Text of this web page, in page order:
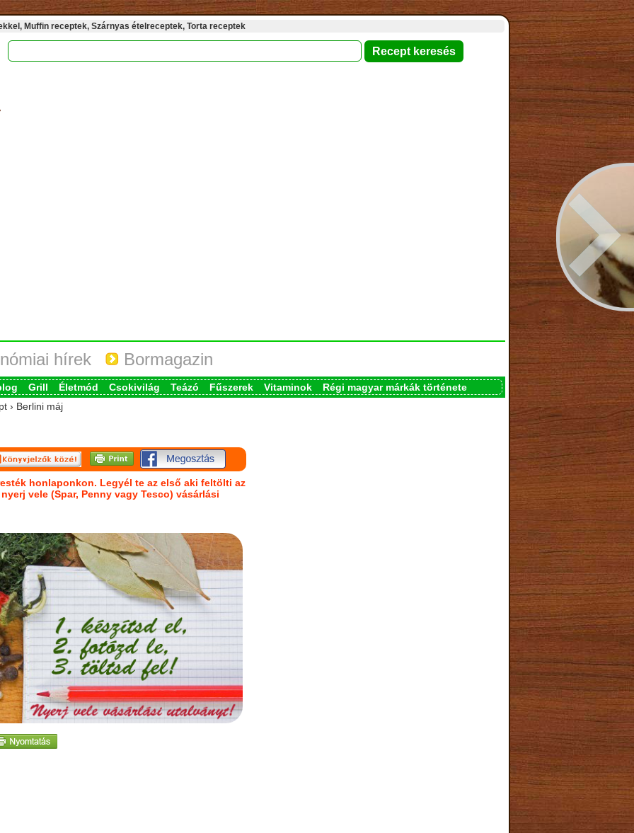
Muffin receptek, Szárnyas ételreceptek, Torta receptek
hírek Bormagazin
Grill Életmód Csokivilág Teázó Fűszerek Vitaminok
Régi magyar márkák története
› Berlini máj
honlaponkon. Legyél te az első aki feltölti az
vele (Spar, Penny vagy Tesco) vásárlási